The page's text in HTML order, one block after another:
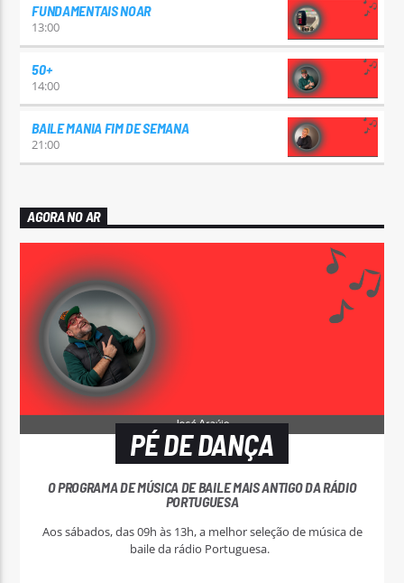
FUNDAMENTAIS NOAR
13:00
50+
14:00
BAILE MANIA FIM DE SEMANA
21:00
AGORA NO AR
PÉ DE DANÇA
O PROGRAMA DE MÚSICA DE BAILE MAIS ANTIGO DA RÁDIO
PORTUGUESA
Aos sábados, das 09h às 13h, a melhor seleção de música de